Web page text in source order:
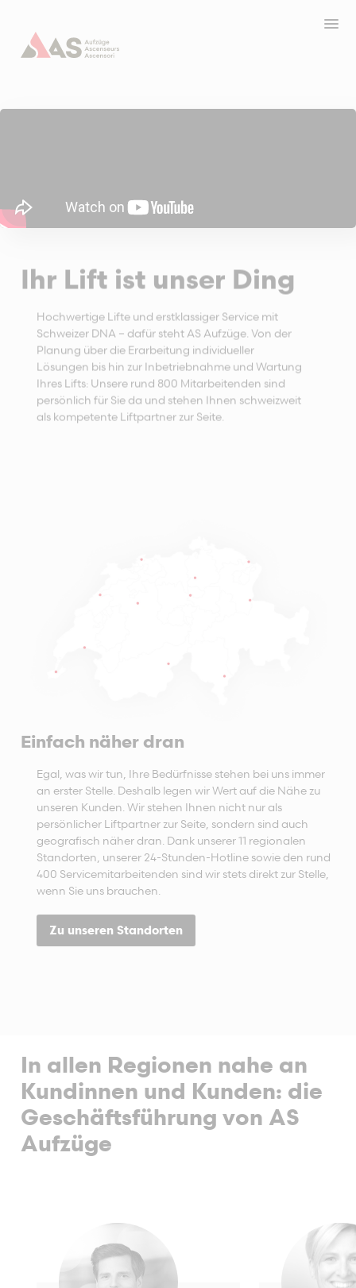
Ihr Lift ist unser Ding
Hochwertige Lifte und erstklassiger Service mit
Schweizer DNA – dafür steht AS Aufzüge. Von der
Planung über die Erarbeitung individueller
Lösungen bis hin zur Inbetriebnahme und Wartung
Ihres Lifts: Unsere rund 800 Mitarbeitenden sind
persönlich für Sie da und stehen Ihnen schweizweit
als kompetente Liftpartner zur Seite.
Einfach näher dran
Egal, was wir tun, Ihre Bedürfnisse stehen bei uns immer
an erster Stelle. Deshalb legen wir Wert auf die Nähe zu
unseren Kunden. Wir stehen Ihnen nicht nur als
persönlicher Liftpartner zur Seite, sondern sind auch
geografisch näher dran. Dank unserer 11 regionalen
Standorten, unserer 24-Stunden-Hotline sowie den rund
400 Servicemitarbeitenden sind wir stets direkt zur Stelle,
wenn Sie uns brauchen.
Zu unseren Standorten
In allen Regionen nahe an
Kundinnen und Kunden: die
Geschäftsführung von AS
Aufzüge